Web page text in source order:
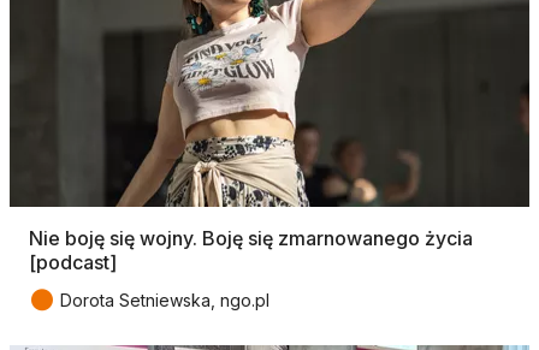
Nie boję się wojny. Boję się zmarnowanego życia
[podcast]
● Dorota Setniewska, ngo.pl